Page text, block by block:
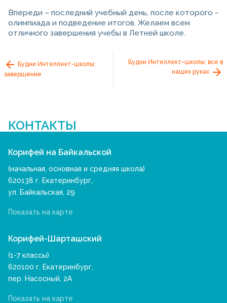
Впереди – последний учебный день, после которого -
олимпиада и подведение итогов. Желаем всем
отличного завершения учебы в Летней школе.
Будни Интеллект-школы:
завершение
Будни Интеллект-школы: все в
наших руках
КОНТАКТЫ
Корифей на Байкальской
(начальная, основная и средняя школа)
620138 г. Екатеринбург,
ул. Байкальская, 29
Показать на карте
Корифей-Шарташский
(1-7 классы)
620100 г. Екатеринбург,
пер. Насосный, 2А
Показать на карте